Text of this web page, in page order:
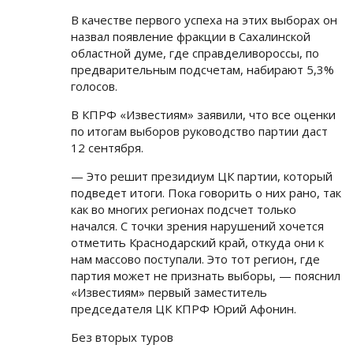
В качестве первого успеха на этих выборах он
назвал появление фракции в Сахалинской
областной думе, где справделивороссы, по
предварительным подсчетам, набирают 5,3%
голосов.
В КПРФ «Известиям» заявили, что все оценки
по итогам выборов руководство партии даст
12 сентября.
— Это решит президиум ЦК партии, который
подведет итоги. Пока говорить о них рано, так
как во многих регионах подсчет только
начался. С точки зрения нарушений хочется
отметить Краснодарский край, откуда они к
нам массово поступали. Это тот регион, где
партия может не признать выборы, — пояснил
«Известиям» первый заместитель
председателя ЦК КПРФ Юрий Афонин.
Без вторых туров